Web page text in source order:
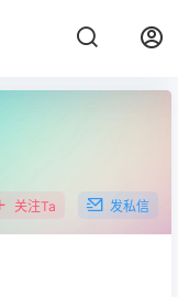
关注Ta 发私信